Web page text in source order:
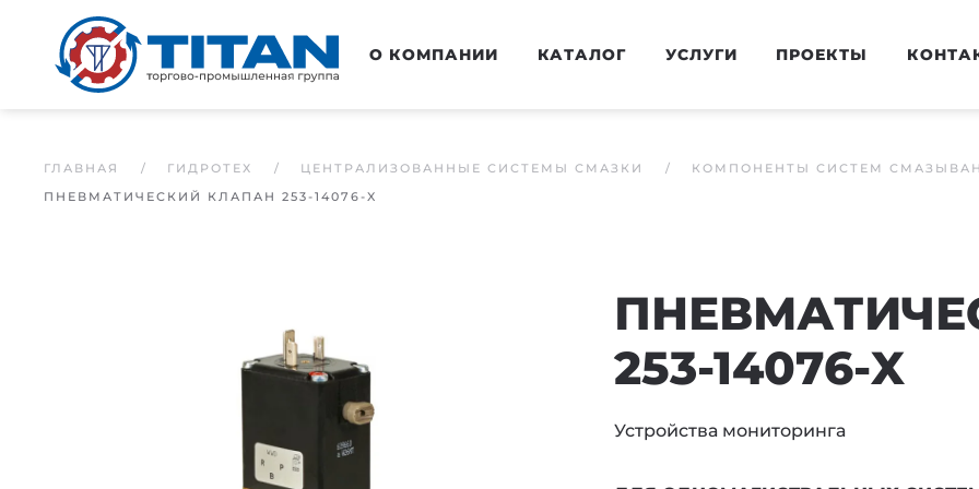
Перейти к основному содержанию О КОМПАНИИ КАТАЛОГ УСЛУГИ ПРОЕКТЫ
ГЛАВНАЯ ГИДРОТЕХ ЦЕНТРАЛИЗОВАННЫЕ СИСТЕМЫ СМАЗКИ КОМПОНЕНТЫ СИСТЕМ
ПНЕВМАТИЧЕСКИЙ КЛАПАН 253-14076-X
253-14076-X
Устройства мониторинга